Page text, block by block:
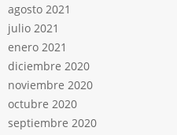
agosto 2021
julio 2021
enero 2021
diciembre 2020
noviembre 2020
octubre 2020
septiembre 2020